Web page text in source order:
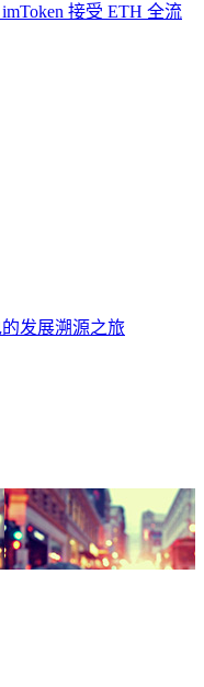
接受 ETH 全流
发展溯源之旅